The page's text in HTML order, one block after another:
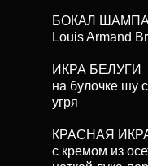
БОКАЛ
Louis Armand
ИКРА БЕЛУГИ
на булочке шу
угря
КРАСНАЯ
с кремом из